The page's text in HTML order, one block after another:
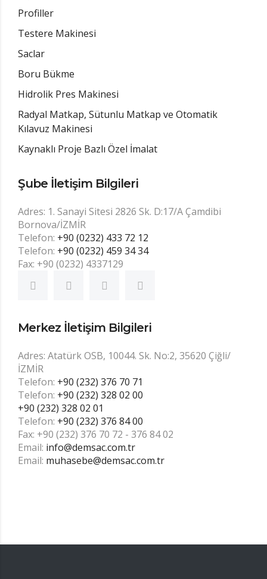
Profiller
Testere Makinesi
Saclar
Boru Bükme
Hidrolik Pres Makinesi
Radyal Matkap, Sütunlu Matkap ve Otomatik
Kılavuz Makinesi
Kaynaklı Proje Bazlı Özel İmalat
Şube İletişim Bilgileri
Adres: 1. Sanayi Sitesi 2826 Sk. D:17/A Çamdibi
Bornova/İZMİR
Telefon: +90 (0232) 433 72 12
Telefon: +90 (0232) 459 34 34
Fax: +90 (0232) 4337129
Merkez İletişim Bilgileri
Adres: Atatürk OSB, 10044. Sk. No:2, 35620 Çiğli/
İZMİR
Telefon: +90 (232) 376 70 71
Telefon: +90 (232) 328 02 00
+90 (232) 328 02 01
Telefon: +90 (232) 376 84 00
Fax: +90 (232) 376 70 72 - 376 84 02
Email: info@demsac.com.tr
Email: muhasebe@demsac.com.tr